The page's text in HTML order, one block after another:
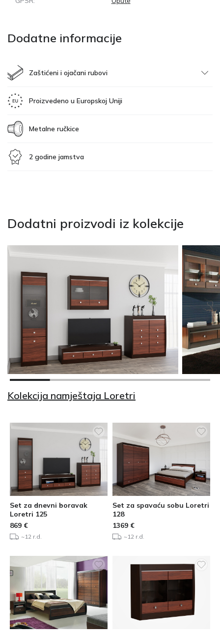
Dodatne informacije
Zaštićeni i ojačani rubovi
Proizvedeno u Europskoj Uniji
Metalne ručkice
2 godine jamstva
Dodatni proizvodi iz kolekcije
Kolekcija namještaja Loretri
Set za dnevni boravak
Loretri 125
869 €
~12 r.d.
Set za spavaću sobu Loretri
128
1369 €
~12 r.d.